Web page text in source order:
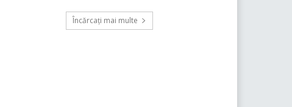
Încărcați mai multe